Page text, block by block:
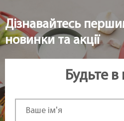
Дізнавайтесь
новинки та акції
Будьте в